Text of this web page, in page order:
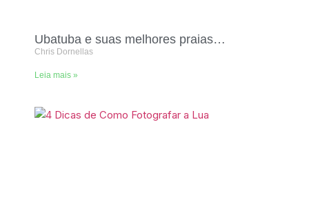
Ubatuba e suas melhores praias…
Chris Dornellas
Leia mais »